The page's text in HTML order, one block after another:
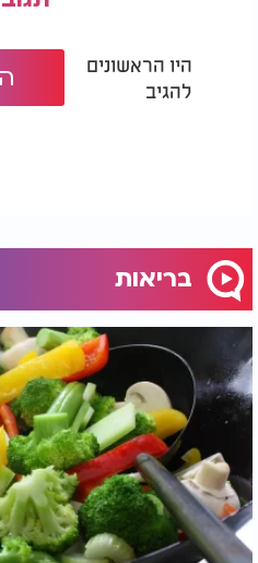
היו הראשונים
להגיב
בריאות